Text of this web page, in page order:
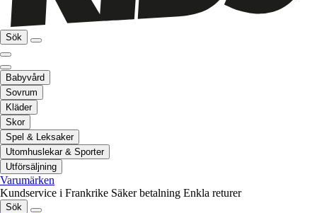
Sök
Babyvård
Sovrum
Kläder
Skor
Spel & Leksaker
Utomhuslekar & Sporter
Utförsäljning
Varumärken
Kundservice i Frankrike Säker betalning Enkla returer
Sök